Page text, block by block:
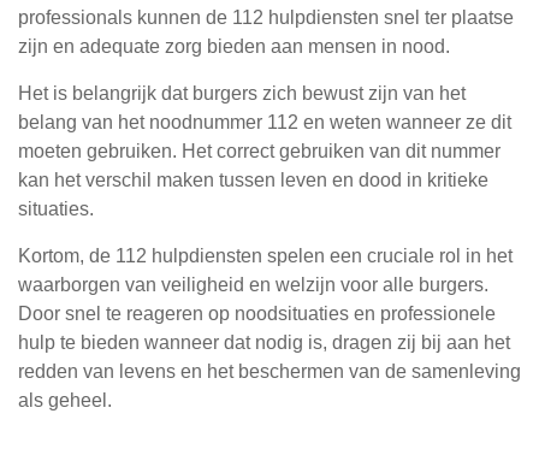
professionals kunnen de 112 hulpdiensten snel ter plaatse
zijn en adequate zorg bieden aan mensen in nood.
Het is belangrijk dat burgers zich bewust zijn van het
belang van het noodnummer 112 en weten wanneer ze dit
moeten gebruiken. Het correct gebruiken van dit nummer
kan het verschil maken tussen leven en dood in kritieke
situaties.
Kortom, de 112 hulpdiensten spelen een cruciale rol in het
waarborgen van veiligheid en welzijn voor alle burgers.
Door snel te reageren op noodsituaties en professionele
hulp te bieden wanneer dat nodig is, dragen zij bij aan het
redden van levens en het beschermen van de samenleving
als geheel.